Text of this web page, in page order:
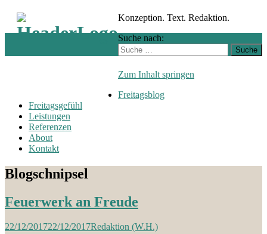
Konzeption. Text. Redaktion.
Suche nach:
Zum Inhalt springen
Freitagsblog
Freitagsgefühl
Leistungen
Referenzen
About
Kontakt
Blogschnipsel
Feuerwerk an Freude
22/12/201722/12/2017Redaktion (W.H.)